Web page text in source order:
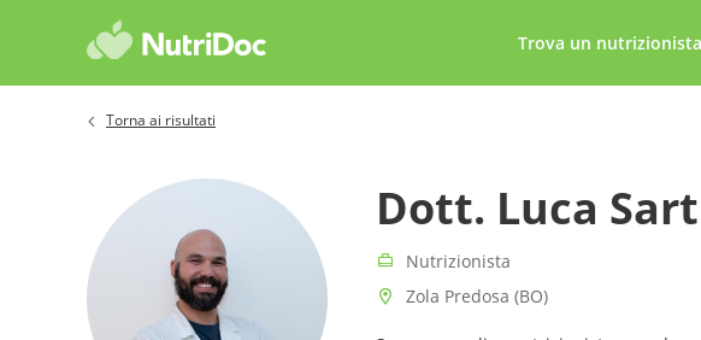
Trova un nutrizionista
Torna ai risultati
Dott. Luca
Nutrizionista
Zola Predosa (BO)